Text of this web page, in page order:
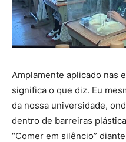
Amplamente aplicado nas
significa o que diz. Eu
da nossa universidade,
dentro de barreiras
“Comer em silêncio”